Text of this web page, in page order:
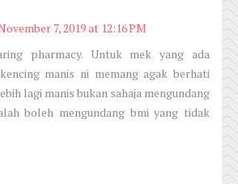
7, 2019 at 12:16 PM
pharmacy. Untuk mek yang ada
manis ni memang agak berhati
lagi manis bukan sahaja mengundang
boleh mengundang bmi yang tidak